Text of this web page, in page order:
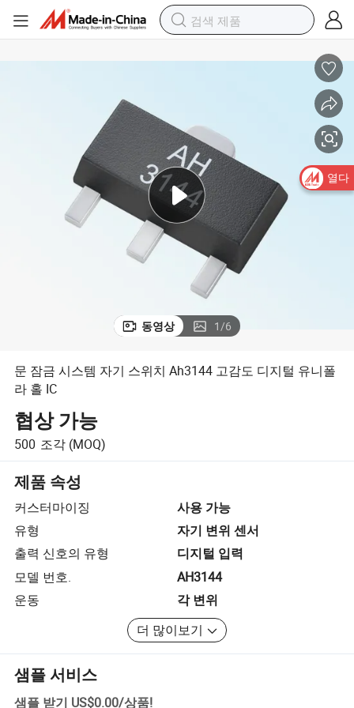
동영상 1/6
문 잠금 시스템 자기 스위치 Ah3144 고감도 디지털 유니폴
라 홀 IC
협상 가능
500 조각 (MOQ)
제품 속성
커스터마이징
사용 가능
유형
자기 변위 센서
출력 신호의 유형
디지털 입력
모델 번호.
AH3144
운동
각 변위
더 많이보기
샘플 서비스
샘플 받기 US$0.00/상품!
열다